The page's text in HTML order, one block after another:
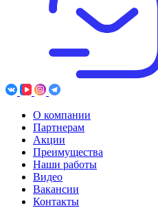
О компании
Партнерам
Акции
Преимущества
Наши работы
Видео
Вакансии
Контакты